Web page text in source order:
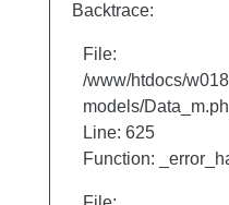
Backtrace:
File:
/www/htdocs/
models/
Line: 625
Function:
Backtrace:
File:
/www/htdocs/
models/
Line: 625
Function: